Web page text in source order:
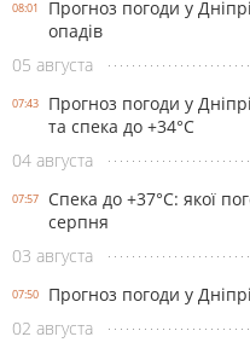
08:01
Прогноз погоди у
опадів
05 августа
07:43
Прогноз погоди у
та спека до +34°С
04 августа
07:57
Спека до +37°С: якої
серпня
03 августа
07:50
Прогноз погоди у
02 августа